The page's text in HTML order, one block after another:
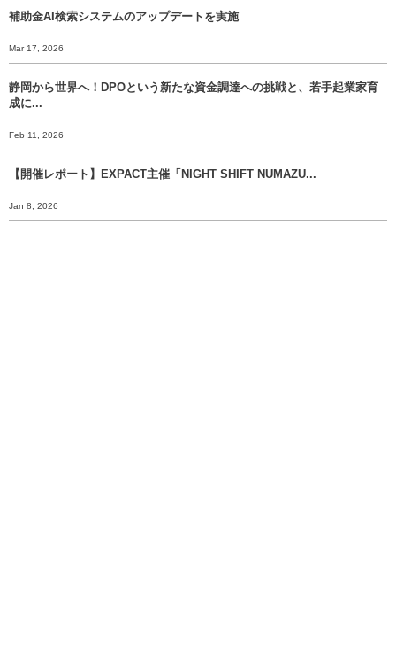
補助金AI検索システムのアップデートを実施
Mar 17, 2026
静岡から世界へ！DPOという新たな資金調達への挑戦と、若手起業家育
成に...
Feb 11, 2026
【開催レポート】EXPACT主催「NIGHT SHIFT NUMAZU...
Jan 8, 2026